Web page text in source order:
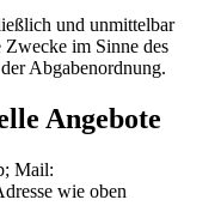
und unmittelbar
im Sinne des
Abgabenordnung.
Angebote
Mail:
wie oben